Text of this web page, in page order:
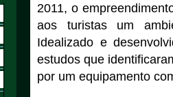
2011, o
aos turistas um
Idealizado e
estudos que
por um equipamento